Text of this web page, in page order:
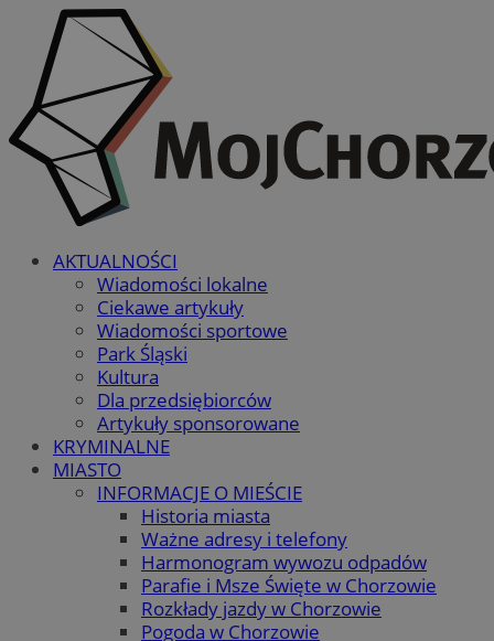
AKTUALNOŚCI
Wiadomości lokalne
Ciekawe artykuły
Wiadomości sportowe
Park Śląski
Kultura
Dla przedsiębiorców
Artykuły sponsorowane
KRYMINALNE
MIASTO
INFORMACJE O MIEŚCIE
Historia miasta
Ważne adresy i telefony
Harmonogram wywozu odpadów
Parafie i Msze Święte w Chorzowie
Rozkłady jazdy w Chorzowie
Pogoda w Chorzowie